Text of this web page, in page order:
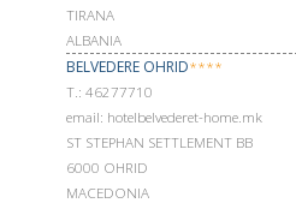
TIRANA
ALBANIA
BELVEDERE OHRID****
Т.: 46277710
email: hotelbelvederet-home.mk
ST STEPHAN SETTLEMENT BB
6000 OHRID
MACEDONIA